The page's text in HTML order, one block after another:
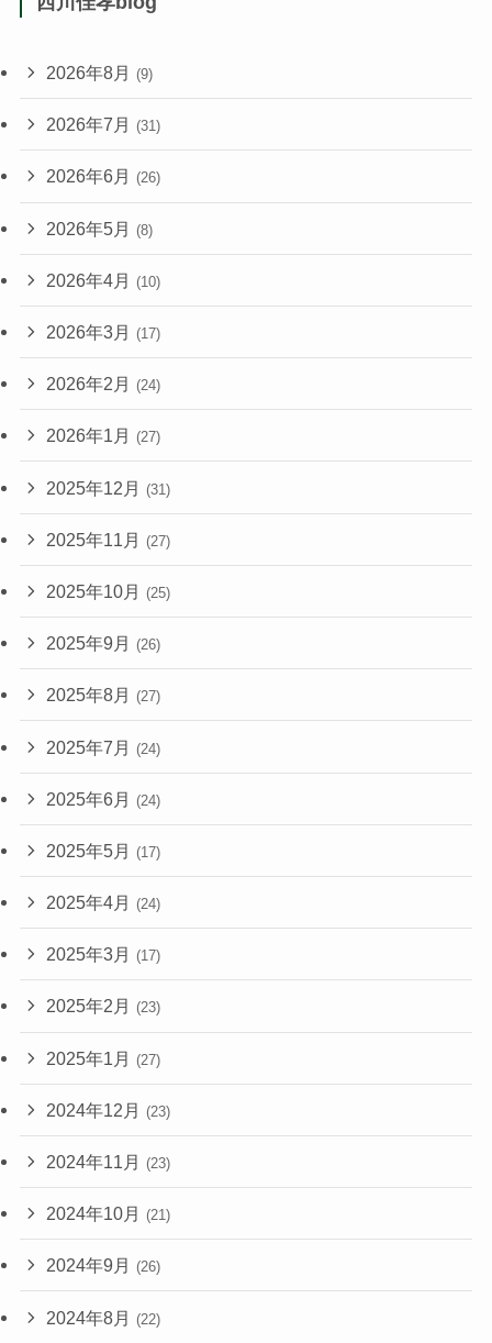
2026年8月 (9)
2026年7月 (31)
2026年6月 (26)
2026年5月 (8)
2026年4月 (10)
2026年3月 (17)
2026年2月 (24)
2026年1月 (27)
2025年12月 (31)
2025年11月 (27)
2025年10月 (25)
2025年9月 (26)
2025年8月 (27)
2025年7月 (24)
2025年6月 (24)
2025年5月 (17)
2025年4月 (24)
2025年3月 (17)
2025年2月 (23)
2025年1月 (27)
2024年12月 (23)
2024年11月 (23)
2024年10月 (21)
2024年9月 (26)
2024年8月 (22)